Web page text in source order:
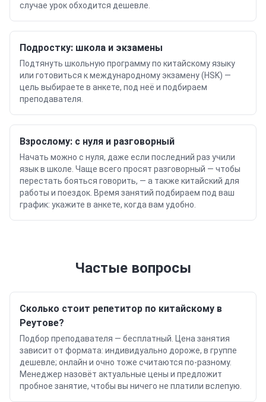
случае урок обходится дешевле.
Подростку: школа и экзамены
Подтянуть школьную программупо китайскому языку
или готовиться к международному экзамену(HSK) —
цель выбираете в анкете, под неё и подбираем
преподавателя.
Взрослому: с нуля и разговорный
Начать можно с нуля, даже если последний раз учили
язык в школе. Чаще всего просят разговорный — чтобы
перестать бояться говорить, — а также китайский для
работы и поездок. Время занятий подбираем под ваш
график: укажите в анкете, когда вам удобно.
Частые вопросы
Сколько стоит репетитор по китайскому в
Реутове?
Подбор преподавателя — бесплатный. Цена занятия
зависит от формата: индивидуально дороже, в группе
дешевле; онлайн и очно тоже считаются по-разному.
Менеджер назовёт актуальные цены и предложит
пробное занятие, чтобы вы ничего не платили вслепую.